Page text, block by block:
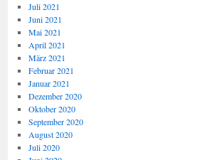
Juli 2021
Juni 2021
Mai 2021
April 2021
März 2021
Februar 2021
Januar 2021
Dezember 2020
Oktober 2020
September 2020
August 2020
Juli 2020